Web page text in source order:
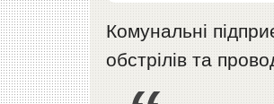
Комунальні
обстрілів та